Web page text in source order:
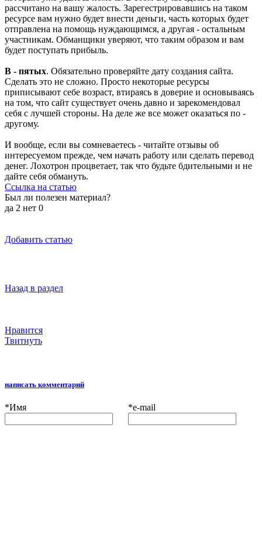
рассчитано на вашу жалость. Зарегестрировавшись на таком
ресурсе вам нужно будет внести деньги, часть которых будет
отправлена на помощь нуждающимся, а другая - остальным
участникам. Обманщики уверяют, что таким образом и вам
будет поступать прибыль.
В - пятых. Обязательно проверяйте дату создания сайта.
Сделать это не сложно. Просто некоторые ресурсы
приписывают себе возраст, втираясь в доверие и основываясь
на том, что сайт существует очень давно и зарекомендовал
себя с лучшей стороны. На деле же все может оказаться по -
другому.
И вообще, если вы сомневаетесь - читайте отзывы об
интересуемом прежде, чем начать работу или сделать перевод
денег. Лохотрон процветает, так что будьте бдительными и не
дайте себя обмануть.
Ссылка на статью
Был ли полезен материал?
да 2 нет 0
Добавить статью
Назад в раздел
Нравится
Твитнуть
написать комментарий
*Имя *e-mail